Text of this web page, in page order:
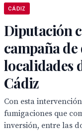
CÁDIZ
Diputación
campaña
localidades
Cádiz
Con esta
fumigaciones que
inversión, entre las